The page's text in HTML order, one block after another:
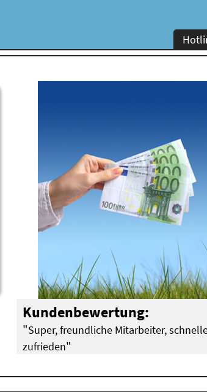
Kundenbewertung:
"Super, freundliche Mitarbeiter,
zufrieden"